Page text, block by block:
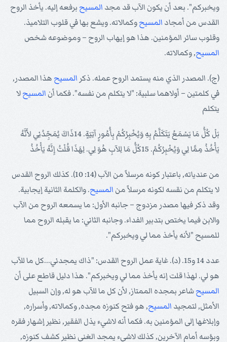
ويخبركم". بعد أن يكون الآب قد مجد المسيح برفعه إليه. يأخذ الروح
القدس من أمجاد المسيحوكمالاته. ويشع بها في قلوب التلاميذ.
وقلوب سائر المؤمنين. هذا هو إيهاب الروح – وموضوعه شخص
المسيح, وكمالاته.
(ج). المصدر الذي منه يستمد الروح عمله. ذكر المسيح هذا المصدر,
في كلمتين – أولاهما سلبية: "لا يتكلم من نفسه". فكما أن المسيحلا
يتكلم
بَلْ كُلُّ مَا يَسْمَعُ يَتَكَلَّمُ بِهِ وَيُخْبِرُكُمْ بِأُمُورٍ آتِيَةٍ. 14ذَاكَ يُمَجِّدُنِي لأَنَّهُ
يَأْخُذُ مِمَّا لِي وَيُخْبِرُكُمْ. 15كُلُّ مَا لِلآبِ هُوَ لِي. لِهَذَا قُلْتُ إِنَّهُ يَأْخُذُ
من عندياته, باعتبار كونه مرسلاً من الآب (14: 10). كذلك الروح القدس
لا يتكلم من نقسه لكونه مرسلاً من المسيح. والكلمة الثانية إيجابية.
وقد ذكر فيها مصدر مزدوج – جانبه الأول: ما يسمعه الروح من الآب
والابن فيما يختص بتدبير الفداء. وجانبه الثاني: ما يقبله الروح مما
للمسيح "لأنه يأخذ مما لي ويخبركم".
عدد 14 و15. (د). غاية عمل الروح القدس: "ذاك يمجدني...كل ما للآب
هو لي. لهذا قلت إنه يأخذ مما لي ويخبركم". هذا دليل قاطع على أن
المسيحشاعر بمجده الممتاز, لأن كل ما للآب هو له, وإن السبيل
الأمثل, لتمجيد المسيح, هو فتح كنوزه مجده, وكمالاته, وأسراره,
وإبلاغها إلى المؤمنين به. فكما أنه لاشيء يذل الفقير, نظير إشهار فقره
وبؤسه أمام الآخرين, كذلك لاشيء يمجد الغنى نظير كشف كنوزه,